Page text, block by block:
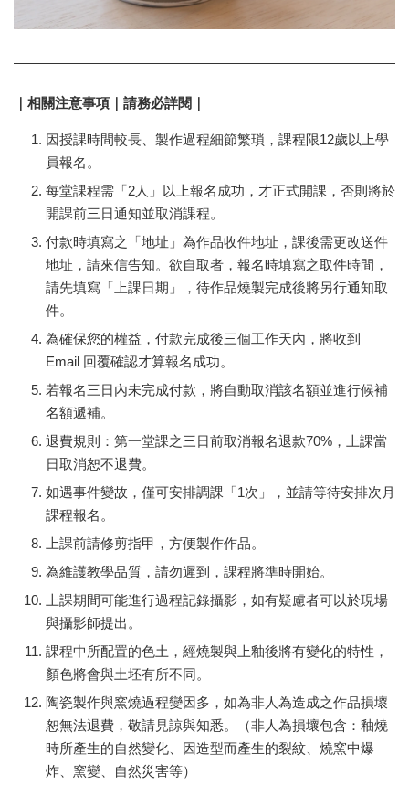
｜相關注意事項｜請務必詳閱｜
因授課時間較長 、製作過程細節繁瑣，課程限12歲以上學
員報名。
每堂課程需「2人」以上報名成功，才正式開課，否則將於
開課前三日通知並取消課程。
付款時填寫之「地址」 為作品收件地址，課後需更改送件
地址，請來信告知。欲自取者，報名時填寫之取件時間，
請先填寫「上課日期」，待作品燒製完成後將另行通知取
件。
為確保您的權益，付款完成後三個工作天內，將收到
Email 回覆確認才算報名成功。
若報名三日內未完成付款， 將自動取消該名額並進行候補
名額遞補。
退費規則：第一堂課之三日前取消報名退款70%，上課當
日取消恕不退費。
如遇事件變故，僅可安排調課「1次」，並請等待安排次月
課程報名。
上課前請修剪指甲，方便製作作品。
為維護教學品質，請勿遲到，課程將準時開始。
上課期間可能進行過程記錄攝影，如有疑慮者可以於現場
與攝影師提出。
課程中所配置的色土，經燒製與上釉後將有變化的特性，
顏色將會與土坯有所不同。
陶瓷製作與窯燒過程變因多，如為非人為造成之作品損壞
恕無法退費，敬請見諒與知悉。（非人為損壞包含：釉燒
時所產生的自然變化、因造型而產生的裂紋、燒窯中爆
炸、窯變、自然災害等）